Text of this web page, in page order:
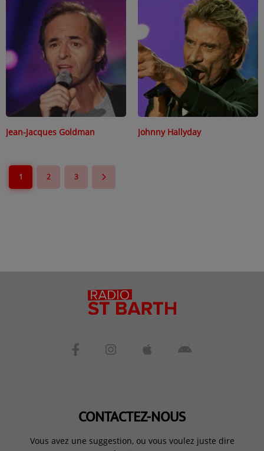
Jean-Jacques Goldman Johnny Hallyday
1 2 3
CONTACTEZ-NOUS
Vous avez une suggestion, ou vous voulez juste dire